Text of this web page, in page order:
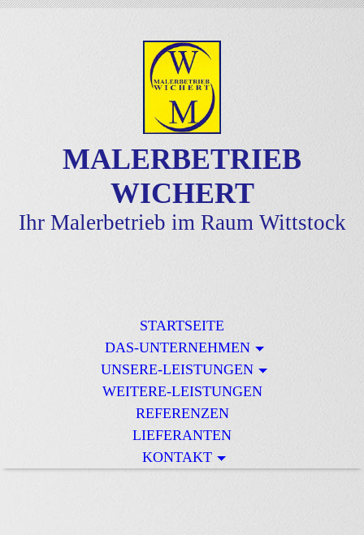
MALERBETRIEB
WICHERT
Ihr Malerbetrieb im Raum Wittstock
STARTSEITE
DAS-UNTERNEHMEN
UNSERE-LEISTUNGEN
WEITERE-LEISTUNGEN
REFERENZEN
LIEFERANTEN
KONTAKT